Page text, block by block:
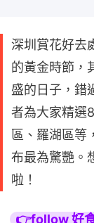
深圳賞花好去
的黃金時節，
盛的日子，錯
者為大家精選
區、羅湖區等
布最為驚艷。
啦！
👉follow 好